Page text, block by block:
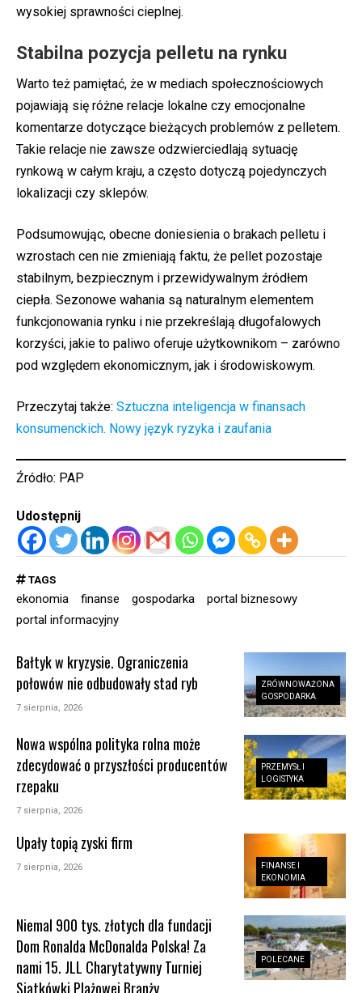
wysokiej sprawności cieplnej.
Stabilna pozycja pelletu na rynku
Warto też pamiętać, że w mediach społecznościowych
pojawiają się różne relacje lokalne czy emocjonalne
komentarze dotyczące bieżących problemów z pelletem.
Takie relacje nie zawsze odzwierciedlają sytuację
rynkową w całym kraju, a często dotyczą pojedynczych
lokalizacji czy sklepów.
Podsumowując, obecne doniesienia o brakach pelletu i
wzrostach cen nie zmieniają faktu, że pellet pozostaje
stabilnym, bezpiecznym i przewidywalnym źródłem
ciepła. Sezonowe wahania są naturalnym elementem
funkcjonowania rynku i nie przekreślają długofalowych
korzyści, jakie to paliwo oferuje użytkownikom – zarówno
pod względem ekonomicznym, jak i środowiskowym.
Przeczytaj także: Sztuczna inteligencja w finansach
konsumenckich. Nowy język ryzyka i zaufania
Źródło: PAP
Udostępnij
TAGS
ekonomia finanse gospodarka
portal biznesowy
portal informacyjny
ZRÓWNOWAŻONA
GOSPODARKA
Bałtyk w kryzysie. Ograniczenia
połowów nie odbudowały stad ryb
7 sierpnia, 2026
PRZEMYSŁ I
LOGISTYKA
Nowa wspólna polityka rolna może
zdecydować o przyszłości producentów
rzepaku
7 sierpnia, 2026
FINANSE I
EKONOMIA
Upały topią zyski firm
7 sierpnia, 2026
POLECANE
Niemal 900 tys. złotych dla fundacji
Dom Ronalda McDonalda Polska! Za
nami 15. JLL Charytatywny Turniej
Siatkówki Plażowej Branży